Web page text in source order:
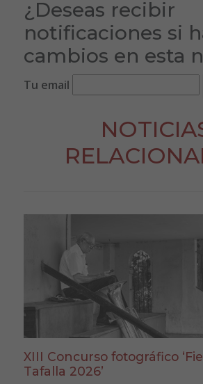
¿Deseas recibir
notificaciones si
cambios en esta
Tu email
XIII Concurso fotográfico
Tafalla 2026’